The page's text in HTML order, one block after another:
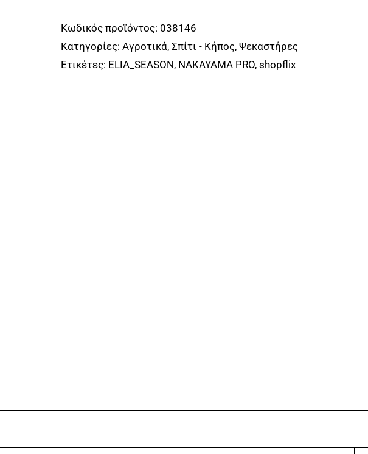
NS2618
Νεφελοψεκαστήρας
42cc,
Κωδικός προϊόντος: 038146
Κατηγορίες: Αγροτικά, Σπίτι - Κήπος, Ψεκαστήρες
Ετικέτες: ELIA_SEASON, NAKAYAMA PRO, shopflix